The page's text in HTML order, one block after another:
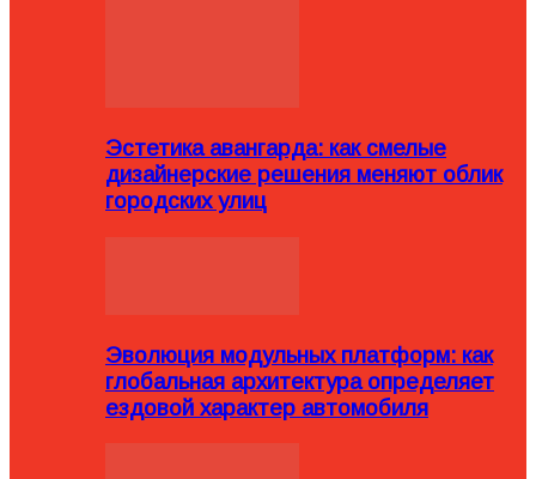
Эстетика авангарда: как смелые
дизайнерские решения меняют облик
городских улиц
Эволюция модульных платформ: как
глобальная архитектура определяет
ездовой характер автомобиля